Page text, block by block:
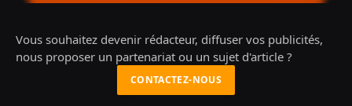
Vous souhaitez devenir rédacteur, diffuser vos publicités,
nous proposer un partenariat ou un sujet d'article ?
CONTACTEZ-NOUS